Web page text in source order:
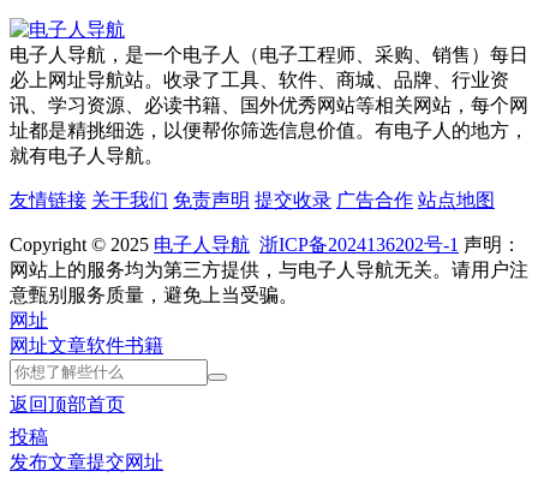
电子人导航，是一个电子人（电子工程师、采购、销售）每日
必上网址导航站。收录了工具、软件、商城、品牌、行业资
讯、学习资源、必读书籍、国外优秀网站等相关网站，每个网
址都是精挑细选，以便帮你筛选信息价值。有电子人的地方，
就有电子人导航。
友情链接 关于我们 免责声明 提交收录 广告合作 站点地图
Copyright © 2025 电子人导航 浙ICP备2024136202号-1 声明：
网站上的服务均为第三方提供，与电子人导航无关。请用户注
意甄别服务质量，避免上当受骗。
网址
网址文章软件书籍
返回顶部首页
投稿
发布文章提交网址